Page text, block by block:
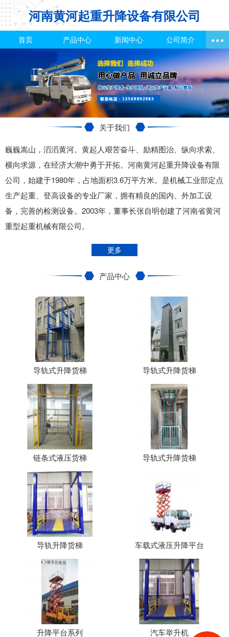
河南黄河起重升降设备有限公司
首页 产品中心 新闻中心 公司简介
关于我们
巍巍嵩山，滔滔黄河。黄起人艰苦奋斗、励精图治、纵向求索、
横向求源，在经济大潮中勇于开拓。河南黄河起重升降设备有限
公司，始建于1980年，占地面积3.6万平方米。是机械工业部定点
生产起重、登高设备的专业厂家，拥有精良的国内、外加工设
备，完善的检测设备。2003年，董事长张自明创建了河南省黄河
重型起重机械有限公司。
更多
产品中心
导轨式升降货梯 导轨式升降货梯
链条式液压货梯 导轨式升降货梯
导轨升降货梯 车载式液压升降平台
升降平台系列 汽车举升机